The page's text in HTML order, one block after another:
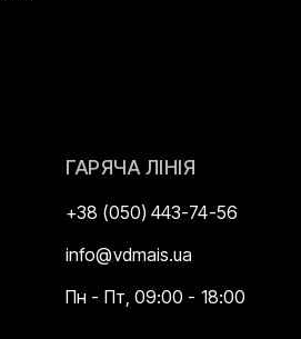
ГАРЯЧА ЛІНІЯ
+38 (050) 443-74-56
info@vdmais.ua
Пн - Пт, 09:00 - 18:00